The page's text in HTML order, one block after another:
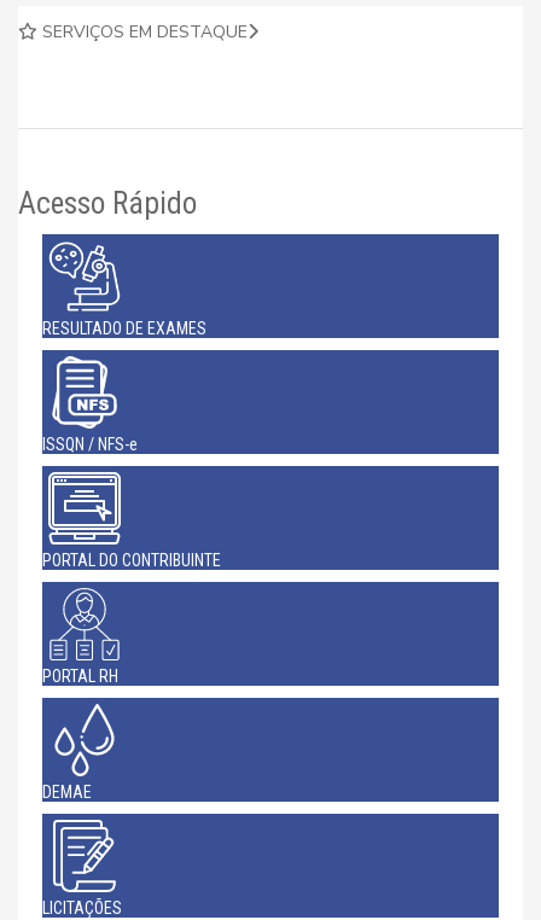
SERVIÇOS EM DESTAQUE
Acesso Rápido
RESULTADO DE EXAMES
ISSQN / NFS-e
PORTAL DO CONTRIBUINTE
PORTAL RH
DEMAE
LICITAÇÕES